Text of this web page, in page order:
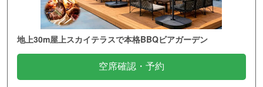
地上30m屋上スカイテラスで本格BBQビアガーデン
空席確認・予約